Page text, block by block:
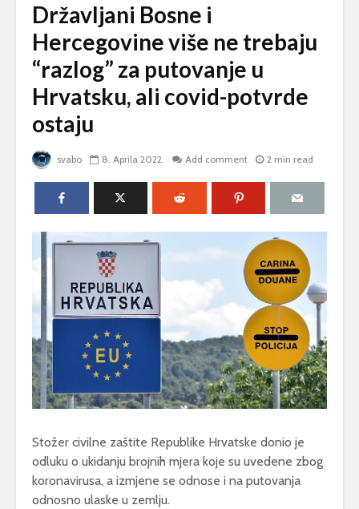
Državljani Bosne i
Hercegovine više ne trebaju
“razlog” za putovanje u
Hrvatsku, ali covid-potvrde
ostaju
svabo 8. Aprila 2022. Add comment 2 min read
Stožer civilne zaštite Republike Hrvatske donio je
odluku o ukidanju brojnih mjera koje su uvedene zbog
koronavirusa, a izmjene se odnose i na putovanja
odnosno ulaske u zemlju.